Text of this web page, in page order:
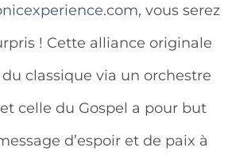
, vous serez
! Cette alliance originale
classique via un orchestre
celle du Gospel a pour but
d’espoir et de paix à